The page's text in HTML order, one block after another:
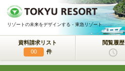
リゾートの未来をデザインする - 東急リゾート
資料請求リスト
00
件
閲覧履歴
買いたい
新規・新築マンション